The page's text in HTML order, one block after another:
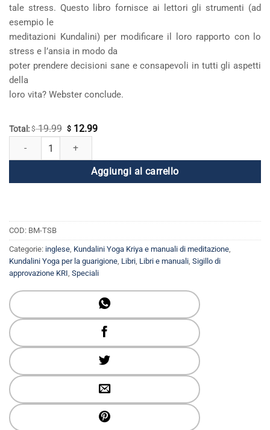
tale stress. Questo libro fornisce ai lettori gli strumenti (ad
esempio le
meditazioni Kundalini) per modificare il loro rapporto con lo
stress e l’ansia in modo da
poter prendere decisioni sane e consapevoli in tutti gli aspetti
della
loro vita? Webster conclude.
Total: $19.99 Il
$ 19.99.
$12.99Il
è:
$ 12.99.
Il cervello senza stress quantità
Aggiungi al carrello
COD: BM-TSB
Categorie: inglese, Kundalini Yoga Kriya e manuali di meditazione,
Kundalini Yoga per la guarigione, Libri, Libri e manuali, Sigillo di
approvazione KRI, Speciali